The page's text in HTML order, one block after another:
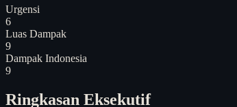
Urgensi
6
Luas Dampak
9
Dampak Indonesia
9
Ringkasan Eksekutif